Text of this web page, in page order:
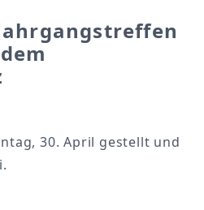
30. April gestellt und